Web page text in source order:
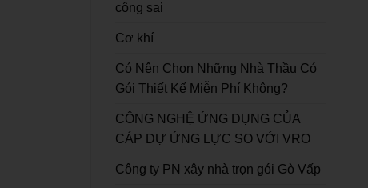
công sai
Cơ khí
Có Nên Chọn Những Nhà Thầu Có
Gói Thiết Kế Miễn Phí Không?
CÔNG NGHỆ ỨNG DỤNG CỦA
CÁP DỰ ỨNG LỰC SO VỚI VRO
Công ty PN xây nhà trọn gói Gò Vấp